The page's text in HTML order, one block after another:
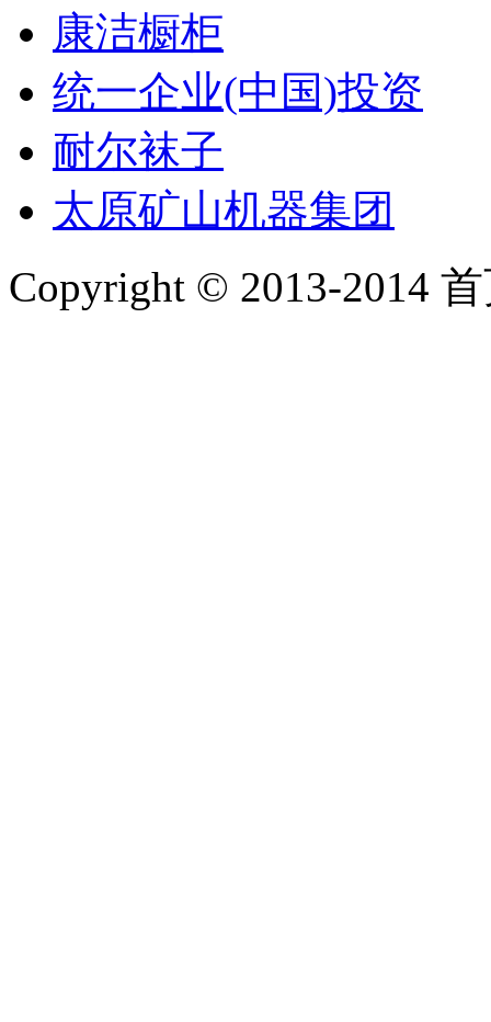
康洁橱柜
统一企业(中国)投资
耐尔袜子
太原矿山机器集团
Copyright © 2013-2014